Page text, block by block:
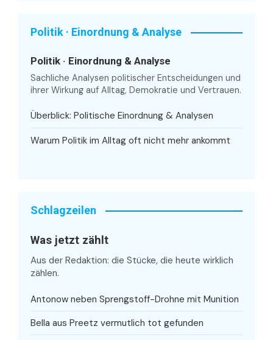
Politik · Einordnung & Analyse
Politik · Einordnung & Analyse
Sachliche Analysen politischer Entscheidungen und
ihrer Wirkung auf Alltag, Demokratie und Vertrauen.
Überblick: Politische Einordnung & Analysen
Warum Politik im Alltag oft nicht mehr ankommt
Schlagzeilen
Was jetzt zählt
Aus der Redaktion: die Stücke, die heute wirklich
zählen.
Antonow neben Sprengstoff-Drohne mit Munition
Bella aus Preetz vermutlich tot gefunden